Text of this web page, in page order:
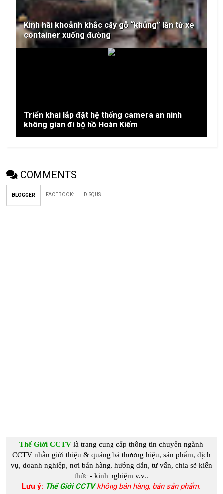
Kinh hãi khoảnh khắc cây gỗ “khủng” lăn từ xe
container xuống đường
Triển khai lắp đặt hệ thống camera an ninh
không gian đi bộ hồ Hoàn Kiếm
COMMENTS
BLOGGER FACEBOOK: DISQUS
Thế Giới CCTV là trang cung cấpthông tin chuyên ngành
CCTVnhằn giới thiệu & quảng bá thương hiệu, sản phẩm, dịch
vụ, doanh nghiệp, nơi bán hàng, hướng dẫn, tư vấn, chia sẽ kiến
thức - kinh nghiệmv.v..
Lưu ý: Thế Giới CCTV không bán hàng, bán sản phẩm.